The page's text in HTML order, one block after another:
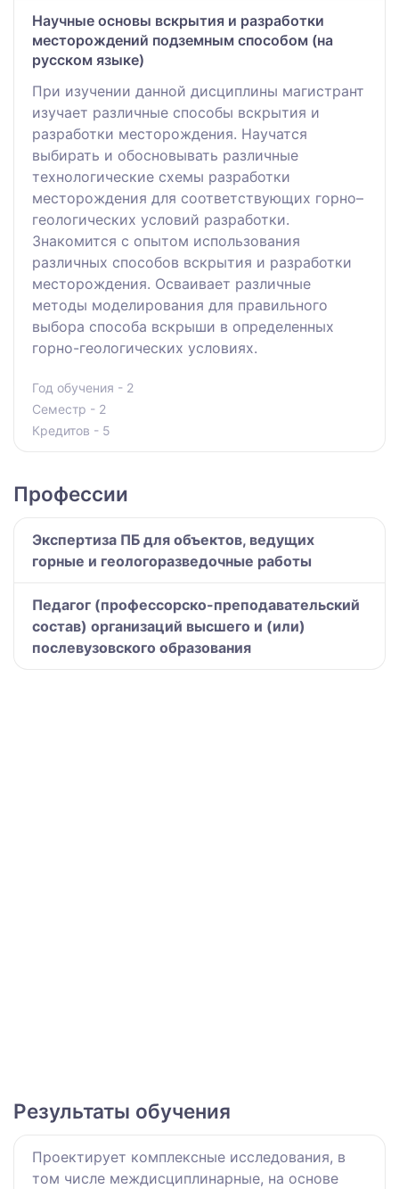
Научные основы вскрытия и разработки
месторождений подземным способом (на
русском языке)
При изучении данной дисциплины магистрант
изучает различные способы вскрытия и
разработки месторождения. Научатся
выбирать и обосновывать различные
технологические схемы разработки
месторождения для соответствующих горно–
геологических условий разработки.
Знакомится с опытом использования
различных способов вскрытия и разработки
месторождения. Осваивает различные
методы моделирования для правильного
выбора способа вскрыши в определенных
горно-геологических условиях.
Год обучения - 2
Семестр - 2
Кредитов - 5
Профессии
Экспертиза ПБ для объектов, ведущих
горные и геологоразведочные работы
Педагог (профессорско-преподавательский
состав) организаций высшего и (или)
послевузовского образования
Результаты обучения
Проектирует комплексные исследования, в
том числе междисциплинарные, на основе